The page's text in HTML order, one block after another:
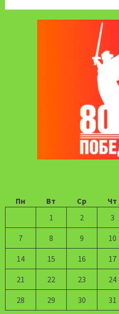
Пн
Вт Ср Чт
1
2 3
7 8 9 10
14 15 16 17
21 22 23 24
28 29 30
31